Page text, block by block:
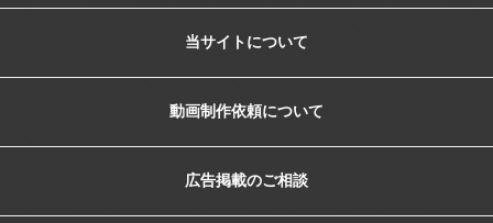
当サイトについて
動画制作依頼について
広告掲載のご相談